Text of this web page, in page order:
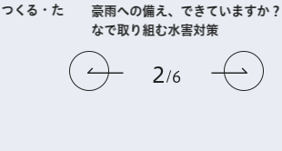
前のスライドを表
2 6
くる・た
豪雨への備え、できていますか
なで取り組む水害対策